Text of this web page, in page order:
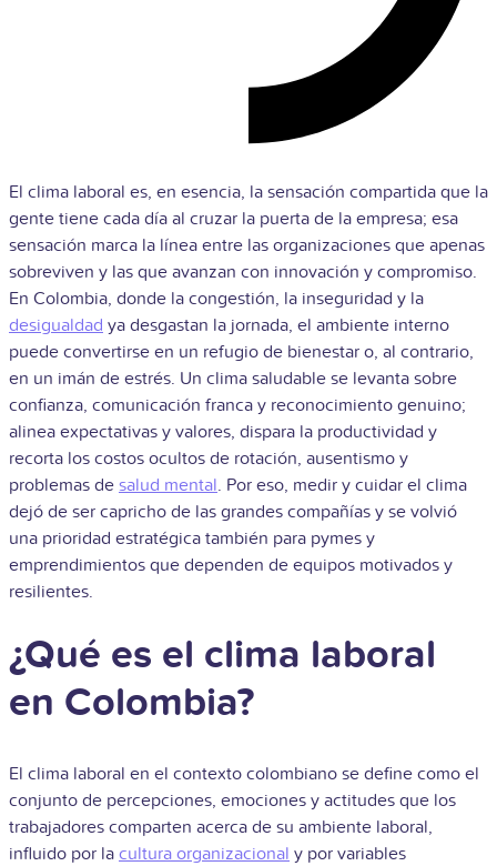
El clima laboral es, en esencia, la sensación compartida que la
gente tiene cada día al cruzar la puerta de la empresa; esa
sensación marca la línea entre las organizaciones que apenas
sobreviven y las que avanzan con innovación y compromiso.
En Colombia, donde la congestión, la inseguridad y la
desigualdad ya desgastan la jornada, el ambiente interno
puede convertirse en un refugio de bienestar o, al contrario,
en un imán de estrés. Un clima saludable se levanta sobre
confianza, comunicación franca y reconocimiento genuino;
alinea expectativas y valores, dispara la productividad y
recorta los costos ocultos de rotación, ausentismo y
problemas de salud mental. Por eso, medir y cuidar el clima
dejó de ser capricho de las grandes compañías y se volvió
una prioridad estratégica también para pymes y
emprendimientos que dependen de equipos motivados y
resilientes.
¿Qué es el clima laboral
en Colombia?
El clima laboral en el contexto colombiano se define como el
conjunto de percepciones, emociones y actitudes que los
trabajadores comparten acerca de su ambiente laboral,
influido por la cultura organizacional y por variables